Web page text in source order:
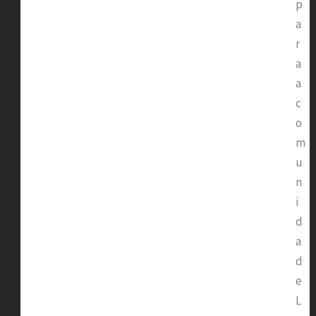
p
a
r
a
a
c
o
m
u
n
i
d
a
d
e
L